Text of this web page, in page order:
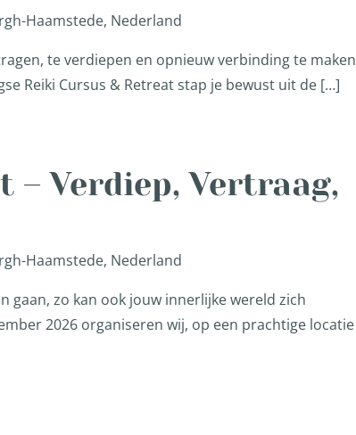
Haamstede, Nederland
te verdiepen en opnieuw verbinding te maken
Reiki Cursus & Retreat stap je bewust uit de […]
– Verdiep, Vertraag,
Haamstede, Nederland
gaan, zo kan ook jouw innerlijke wereld zich
2026 organiseren wij, op een prachtige locatie